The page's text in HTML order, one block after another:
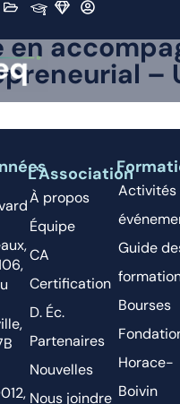
court
en
–
L'Association
À propos
Équipe
CA
Certification
D. Éc.
Partenaires
Nouvelles
Nous joindre
Activités
Guide
Bourses
Horace-
Boivin